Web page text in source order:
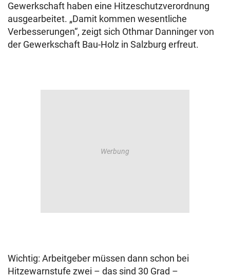
Gewerkschaft haben eine Hitzeschutzverordnung
ausgearbeitet. „Damit kommen wesentliche
Verbesserungen“, zeigt sich Othmar Danninger von
der Gewerkschaft Bau-Holz in Salzburg erfreut.
Wichtig: Arbeitgeber müssen dann schon bei
Hitzewarnstufe zwei – das sind 30 Grad –